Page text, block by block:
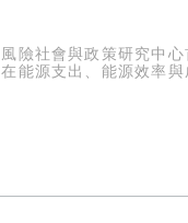
險社會與政策研究中
源支出、能源效率